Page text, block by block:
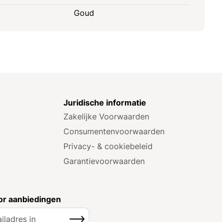
Goud
Juridische informatie
Zakelijke Voorwaarden
Consumenten­voorwaarden
Privacy- & cookiebeleid
Garantie­voorwaarden
aanbiedingen
Inschrijven